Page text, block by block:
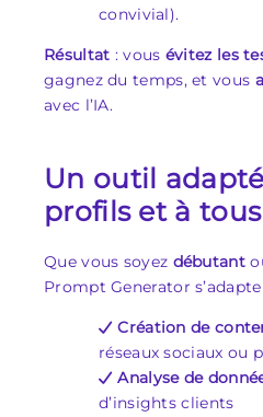
convivial).
Résultat : vous évitez les
gagnez du temps, et vous
avec l’IA.
Un outil
profils et à
Que vous soyez débutant
Prompt Generator
Création de
réseaux sociaux ou
Analyse de
d’insights clients